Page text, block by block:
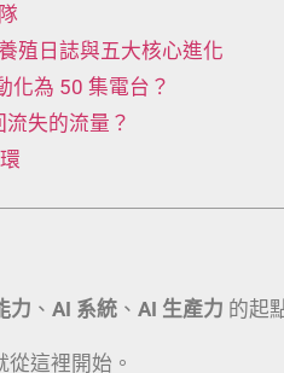
殖日誌與五大核心進化
化為 50 集電台？
失的流量？
力 、 AI 系統 、 AI 生產力 的起
這裡開始。